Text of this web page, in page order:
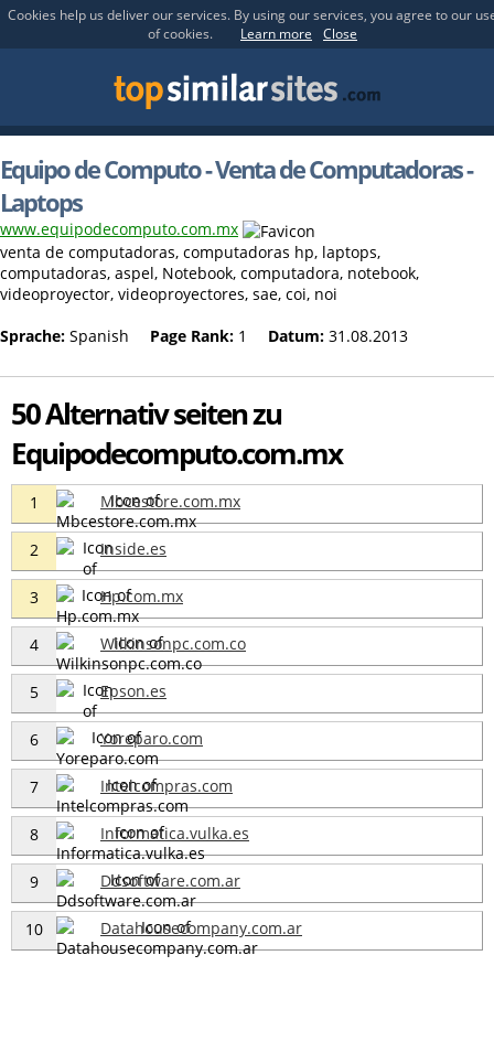
Cookies help us deliver our services. By using our services, you agree to our
of cookies.
Learn more Close
Equipo de Computo - Venta de Computadoras -
Laptops
www.equipodecomputo.com.mx
venta de computadoras, computadoras hp, laptops,
computadoras, aspel, Notebook, computadora, notebook,
videoproyector, videoproyectores, sae, coi, noi
Sprache: Spanish Page Rank: 1 Datum: 31.08.2013
50 Alternativ seiten zu
Equipodecomputo.com.mx
1 Mbcestore.com.mx
2 Inside.es
3 Hp.com.mx
4 Wilkinsonpc.com.co
5 Epson.es
6 Yoreparo.com
7 Intelcompras.com
8 Informatica.vulka.es
9 Ddsoftware.com.ar
10 Datahousecompany.com.ar